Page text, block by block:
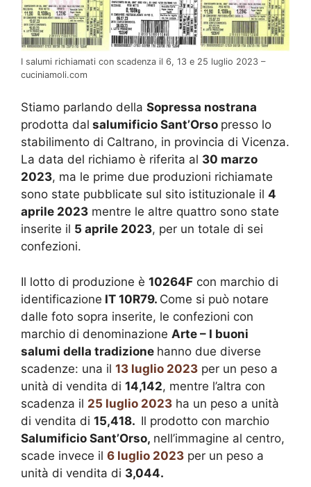
I salumi richiamati con scadenza il 6, 13 e 25 luglio 2023 –
cuciniamoli.com
Stiamo parlando della Sopressa nostrana
prodotta dal salumificio Sant’Orso presso lo
stabilimento di Caltrano, in provincia di Vicenza.
La data del richiamo è riferita al 30 marzo
2023, ma le prime due produzioni richiamate
sono state pubblicate sul sito istituzionale il 4
aprile 2023 mentre le altre quattro sono state
inserite il 5 aprile 2023, per un totale di sei
confezioni.
Il lotto di produzione è 10264F con marchio di
identificazione IT 10R79. Come si può notare
dalle foto sopra inserite, le confezioni con
marchio di denominazione Arte – I buoni
salumi della tradizione hanno due diverse
scadenze: una il 13 luglio 2023 per un peso a
unità di vendita di 14,142, mentre l’altra con
scadenza il 25 luglio 2023 ha un peso a unità
di vendita di 15,418. Il prodotto con marchio
Salumificio Sant’Orso, nell’immagine al centro,
scade invece il 6 luglio 2023 per un peso a
unità di vendita di 3,044.